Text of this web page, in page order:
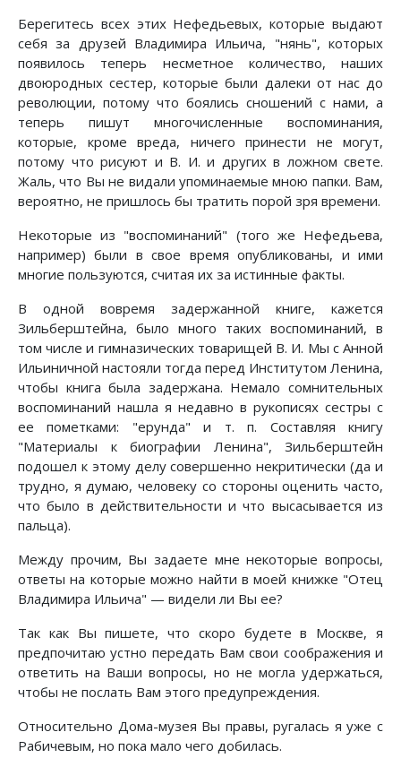
Берегитесь всех этих Нефедьевых, которые выдают
себя за друзей Владимира Ильича, "нянь", которых
появилось теперь несметное количество, наших
двоюродных сестер, которые были далеки от нас до
революции, потому что боялись сношений с нами, а
теперь пишут многочисленные воспоминания,
которые, кроме вреда, ничего принести не могут,
потому что рисуют и В. И. и других в ложном свете.
Жаль, что Вы не видали упоминаемые мною папки. Вам,
вероятно, не пришлось бы тратить порой зря времени.
Некоторые из "воспоминаний" (того же Нефедьева,
например) были в свое время опубликованы, и ими
многие пользуются, считая их за истинные факты.
В одной вовремя задержанной книге, кажется
Зильберштейна, было много таких воспоминаний, в
том числе и гимназических товарищей В. И. Мы с Анной
Ильиничной настояли тогда перед Институтом Ленина,
чтобы книга была задержана. Немало сомнительных
воспоминаний нашла я недавно в рукописях сестры с
ее пометками: "ерунда" и т. п. Составляя книгу
"Материалы к биографии Ленина", Зильберштейн
подошел к этому делу совершенно некритически (да и
трудно, я думаю, человеку со стороны оценить часто,
что было в действительности и что высасывается из
пальца).
Между прочим, Вы задаете мне некоторые вопросы,
ответы на которые можно найти в моей книжке "Отец
Владимира Ильича" — видели ли Вы ее?
Так как Вы пишете, что скоро будете в Москве, я
предпочитаю устно передать Вам свои соображения и
ответить на Ваши вопросы, но не могла удержаться,
чтобы не послать Вам этого предупреждения.
Относительно Дома-музея Вы правы, ругалась я уже с
Рабичевым, но пока мало чего добилась.